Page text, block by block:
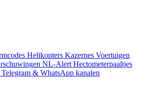
Helikopters Kazernes Voertuigen
NL-Alert Hectometerpaaltjes
Telegram & WhatsApp kanalen